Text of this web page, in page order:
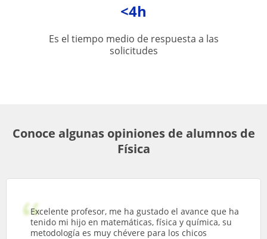
<4h
Es el tiempo medio de respuesta a las
solicitudes
Conoce algunas opiniones de alumnos de
Física
Excelente profesor, me ha gustado el avance que ha
tenido mi hijo en matemáticas, física y química, su
metodología es muy chévere para los chicos